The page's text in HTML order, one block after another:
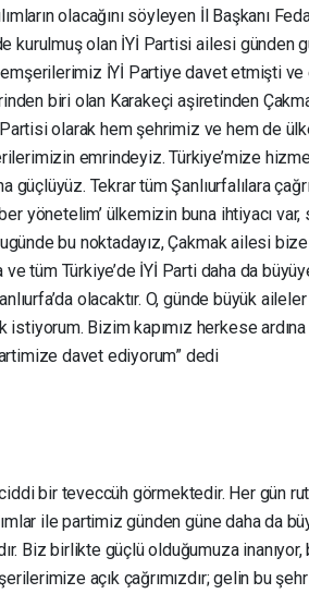
olacağını söyleyen İl Başkanı
kurulmuş olan İYİ Partisi ailesi günden
İYİ Partiye davet etmişti
biri olan Karakeçi aşiretinden
Partisi olarak hem şehrimiz ve hem de
emrindeyiz. Türkiye’mize
güçlüyüz. Tekrar tüm Şanlıurfalılara
yönetelim’ ülkemizin buna ihtiyacı
bu noktadayız, Çakmak ailesi
ve tüm Türkiye’de İYİ Parti daha da
olacaktır. O, günde büyük
Bizim kapımız herkese
davet ediyorum” dedi
bir teveccüh görmektedir. Her gün
ile partimiz günden güne daha da
Biz birlikte güçlü olduğumuza
açık çağrımızdır; gelin bu